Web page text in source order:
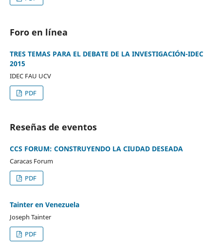
Foro en línea
TRES TEMAS PARA EL DEBATE DE LA INVESTIGACIÓN-IDEC
2015
IDEC FAU UCV
PDF
Reseñas de eventos
CCS FORUM: CONSTRUYENDO LA CIUDAD DESEADA
Caracas Forum
PDF
Tainter en Venezuela
Joseph Tainter
PDF